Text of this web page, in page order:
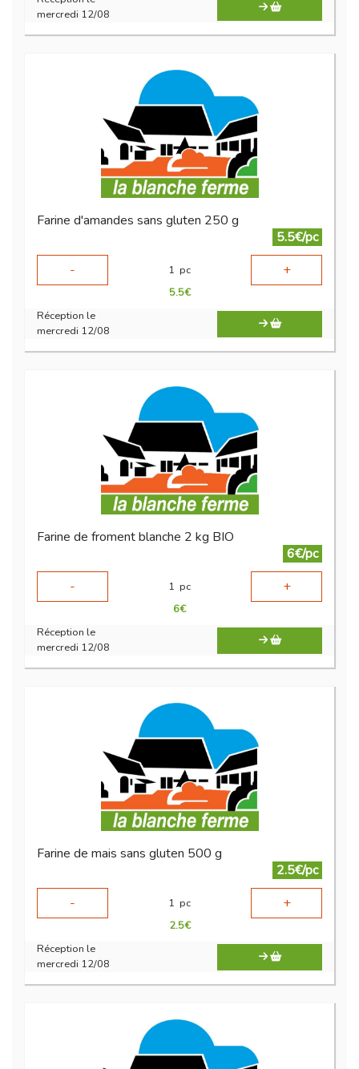
mercredi 12/08
Farine d'amandes sans gluten 250 g
5.5€/pc
-
1 pc +
5.5€
Réception le
mercredi 12/08
Farine de froment blanche 2 kg BIO
6€/pc
-
1 pc +
6€
Réception le
mercredi 12/08
Farine de mais sans gluten 500 g
2.5€/pc
-
1 pc +
2.5€
Réception le
mercredi 12/08